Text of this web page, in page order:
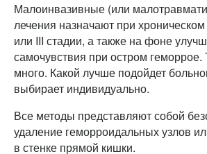
Малоинвазивные (или
лечения назначают при
или III стадии, а также на фоне
самочувствия при остром геморрое.
много. Какой лучше подойдет
выбирает индивидуально.
Все методы представляют собой
удаление геморроидальных узлов
в стенке прямой кишки.